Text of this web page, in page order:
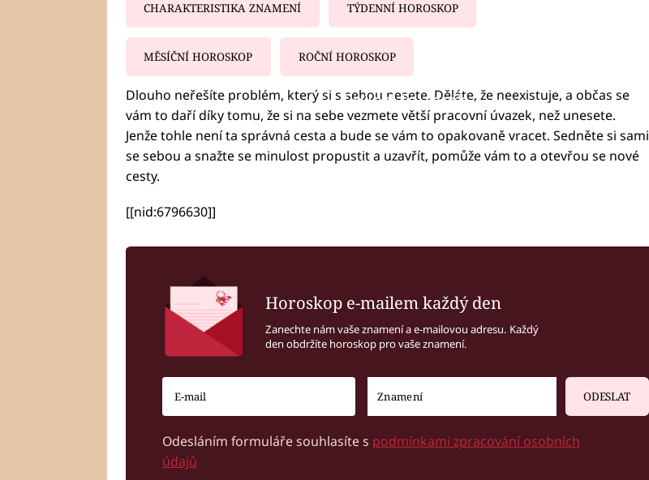
CHARAKTERISTIKA ZNAMENÍ TÝDENNÍ HOROSKOP
MĚSÍČNÍ HOROSKOP ROČNÍ HOROSKOP
Failed to fetch
Dlouho neřešíte problém, který si s sebou nesete. Děláte, že neexistuje, a občas se
vám to daří díky tomu, že si na sebe vezmete větší pracovní úvazek, než unesete.
Jenže tohle není ta správná cesta a bude se vám to opakovaně vracet. Sedněte si sami
se sebou a snažte se minulost propustit a uzavřít, pomůže vám to a otevřou se nové
cesty.
[[nid:6796630]]
Horoskop e-mailem každý den
Zanechte nám vaše znamení a e-mailovou adresu. Každý
den obdržíte horoskop pro vaše znamení.
ODESLAT
Odesláním formuláře souhlasíte s podmínkami zpracování osobních
údajů